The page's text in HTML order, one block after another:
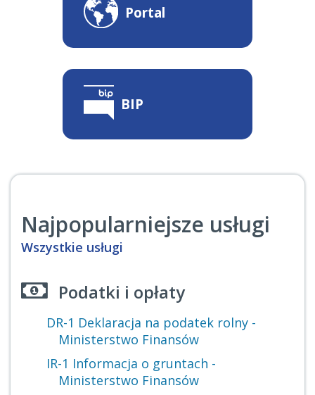
Portal
BIP
Najpopularniejsze usługi
Wszystkie usługi
Podatki i opłaty
DR-1 Deklaracja na podatek rolny -
Ministerstwo Finansów
IR-1 Informacja o gruntach -
Ministerstwo Finansów